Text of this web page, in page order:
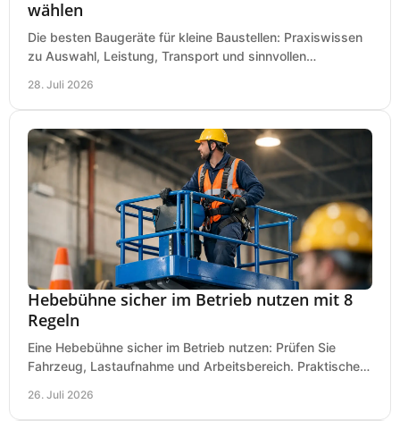
wählen
Die besten Baugeräte für kleine Baustellen: Praxiswissen
zu Auswahl, Leistung, Transport und sinnvollen
28. Juli 2026
Hebebühne sicher im Betrieb nutzen mit 8
Regeln
Eine Hebebühne sicher im Betrieb nutzen: Prüfen Sie
Fahrzeug, Lastaufnahme und Arbeitsbereich. Praktische
26. Juli 2026